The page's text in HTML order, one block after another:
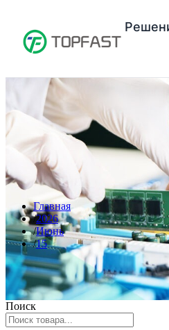
Главная
2026
Июнь
15
Поиск